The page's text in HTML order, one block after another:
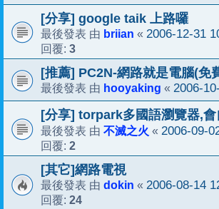
[分享] google taik 上路囉
最後發表 由 briian « 2006-12-31
回覆: 3
[推薦] PC2N-網路就是電腦(免
最後發表 由 hooyaking « 2006-
[分享] torpark多國語瀏覽器,會
最後發表 由 不滅之火 « 2006-09-
回覆: 2
[其它]網路電視
最後發表 由 dokin « 2006-08-14
回覆: 24